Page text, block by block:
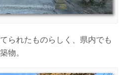
られたものらしく、県内でも
物。